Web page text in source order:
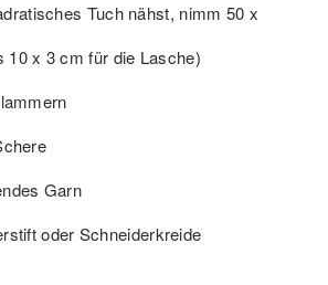
Tuch nähst, nimm 50 x
10 x 3 cm für die Lasche)
Garn
oder Schneiderkreide